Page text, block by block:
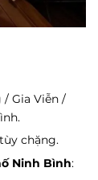
/ Gia Viễn /
chặng.
Ninh Bình: